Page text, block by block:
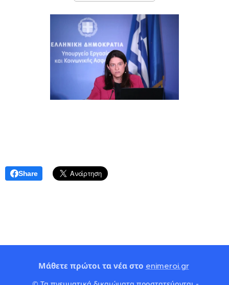
Share
Μάθετε πρώτοι τα νέα στο enimeroi.gr